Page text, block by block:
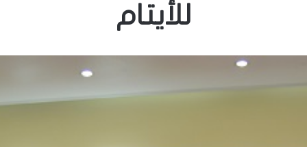
للأيتام